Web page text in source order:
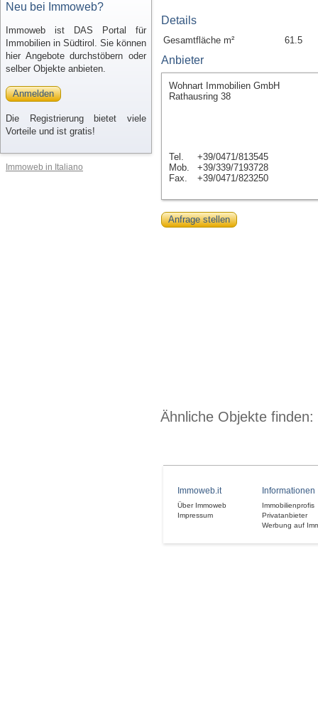
Neu bei Immoweb?
Immoweb ist DAS Portal für
Immobilien in Südtirol. Sie können
hier Angebote durchstöbern oder
selber Objekte anbieten.
Anmelden
Die Registrierung bietet viele
Vorteile und ist gratis!
Immoweb in Italiano
Details
Gesamtfläche m² 61.5
Anbieter
Wohnart Immobilien GmbH
Rathausring 38
Tel.
+39/0471/813545
Mob.
+39/339/7193728
Fax.
+39/0471/823250
Anfrage stellen
Ähnliche Objekte finden:
Immoweb.it
Über Immoweb
Impressum
Informationen
Immobilienprofis
Privatanbieter
Werbung auf